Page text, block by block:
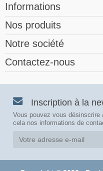
Informations
Nos produits
Notre société
Contactez-nous
Inscription à la
Vous pouvez vous désinscrire
cela nos informations de